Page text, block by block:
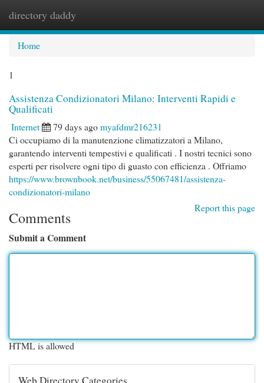
directory daddy
Home
1
Assistenza Condizionatori Milano: Interventi Rapidi e
Qualificati
Internet 79 days agomyafdmr216231
Ci occupiamo di la manutenzione climatizzatori a Milano,
garantendo interventi tempestivi e qualificati . I nostri tecnici sono
esperti per risolvere ogni tipo di guasto con efficienza . Offriamo
https://www.brownbook.net/business/55067481/assistenza-
condizionatori-milano
Report this page
Comments
Submit a Comment
HTML is allowed